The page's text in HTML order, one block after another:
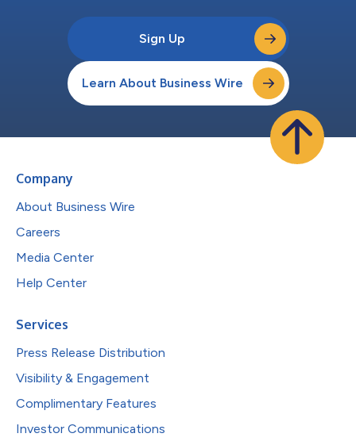
Sign Up
Learn About Business Wire
Company
About Business Wire
Careers
Media Center
Help Center
Services
Press Release Distribution
Visibility & Engagement
Complimentary Features
Investor Communications